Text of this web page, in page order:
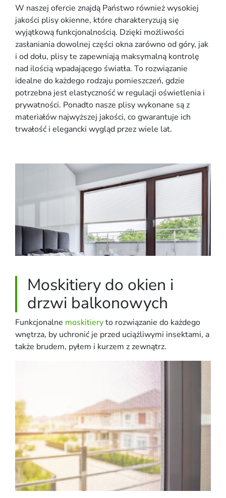
W naszej ofercie znajdą Państwo również wysokiej
jakości plisy okienne, które charakteryzują się
wyjątkową funkcjonalnością. Dzięki możliwości
zasłaniania dowolnej części okna zarówno od góry, jak
i od dołu, plisy te zapewniają maksymalną kontrolę
nad ilością wpadającego światła. To rozwiązanie
idealne do każdego rodzaju pomieszczeń, gdzie
potrzebna jest elastyczność w regulacji oświetlenia i
prywatności. Ponadto nasze plisy wykonane są z
materiałów najwyższej jakości, co gwarantuje ich
trwałość i elegancki wygląd przez wiele lat.
Moskitiery do okien i
drzwi balkonowych
Funkcjonalne moskitieryto rozwiązanie do każdego
wnętrza, by uchronić je przed uciążliwymi insektami, a
także brudem, pyłem i kurzem z zewnątrz.